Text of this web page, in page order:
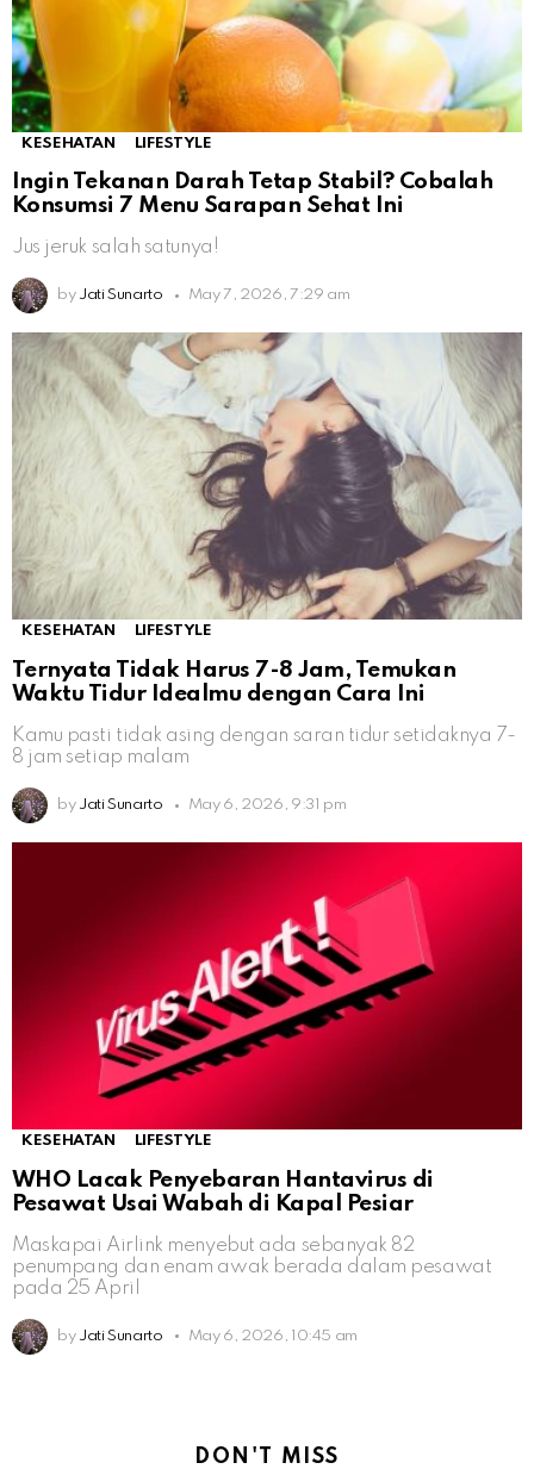
KESEHATAN LIFESTYLE
Ingin Tekanan Darah Tetap Stabil? Cobalah
Konsumsi 7 Menu Sarapan Sehat Ini
Jus jeruk salah satunya!
by Jati Sunarto May 7, 2026, 7:29 am
KESEHATAN LIFESTYLE
Ternyata Tidak Harus 7-8 Jam, Temukan
Waktu Tidur Idealmu dengan Cara Ini
Kamu pasti tidak asing dengan saran tidur setidaknya 7-
8 jam setiap malam
by Jati Sunarto May 6, 2026, 9:31 pm
KESEHATAN LIFESTYLE
WHO Lacak Penyebaran Hantavirus di
Pesawat Usai Wabah di Kapal Pesiar
Maskapai Airlink menyebut ada sebanyak 82
penumpang dan enam awak berada dalam pesawat
pada 25 April
by Jati Sunarto May 6, 2026, 10:45 am
DON'T MISS